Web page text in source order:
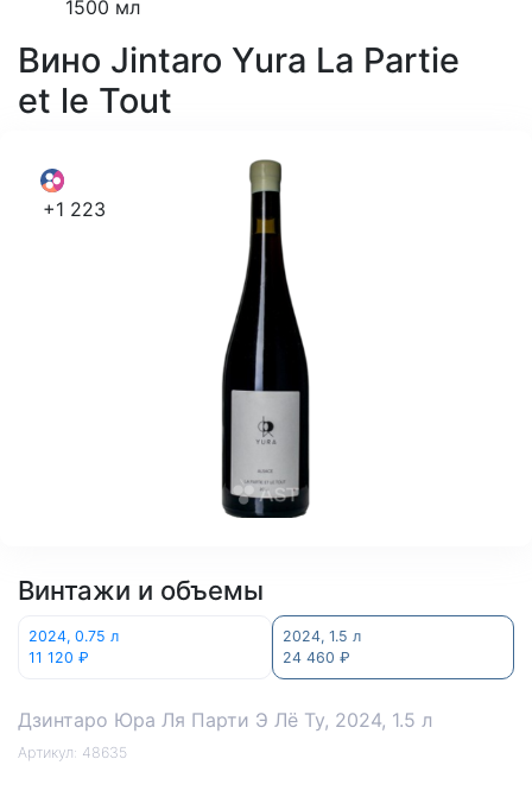
1500 мл
Вино Jintaro Yura La Partie
et le Tout
+1 223
Винтажи и объемы
2024, 0.75 л
11 120 ₽
2024, 1.5 л
24 460 ₽
Дзинтаро Юра Ля Парти Э Лё Ту, 2024, 1.5 л
Артикул: 48635